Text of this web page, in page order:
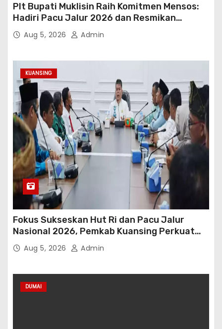
Plt Bupati Muklisin Raih Komitmen Mensos:
Hadiri Pacu Jalur 2026 dan Resmikan
Sekolah Rakyat Kuansing
Aug 5, 2026 Admin
KUANSING
Fokus Sukseskan Hut Ri dan Pacu Jalur
Nasional 2026, Pemkab Kuansing Perkuat
Sinergi Antarwilayah
Aug 5, 2026 Admin
DUMAI